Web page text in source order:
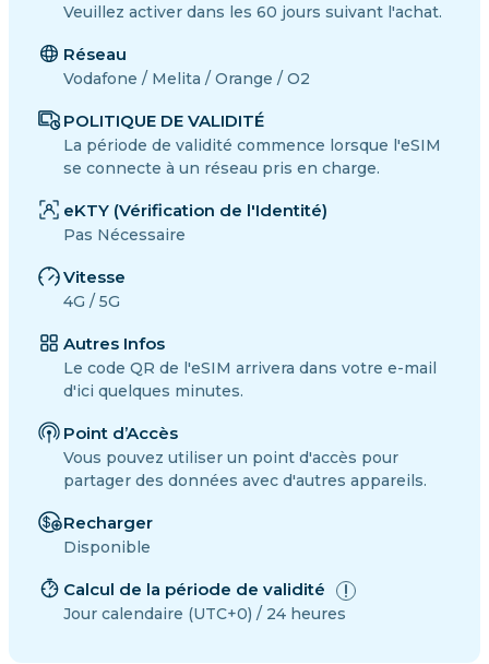
Veuillez activer dans les 60 jours suivant l'achat.
Réseau
Vodafone / Melita / Orange / O2
POLITIQUE DE VALIDITÉ
La période de validité commence lorsque l'eSIM
se connecte à un réseau pris en charge.
eKTY (Vérification de l'Identité)
Pas Nécessaire
Vitesse
4G / 5G
Autres Infos
Le code QR de l'eSIM arrivera dans votre e-mail
d'ici quelques minutes.
Point d’Accès
Vous pouvez utiliser un point d'accès pour
partager des données avec d'autres appareils.
Recharger
Disponible
Calcul de la période de validité
Jour calendaire (UTC+0) / 24 heures